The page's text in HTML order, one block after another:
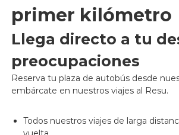
primer kilómetro
Llega directo a tu
preocupaciones
Reserva tu plaza de autobús desde
embárcate en nuestros viajes al Resu.
Todos nuestros viajes de larga